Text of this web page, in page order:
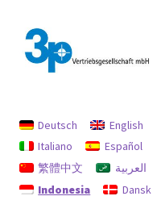
Skip
to
navigation
Skip
to
content
Akun saya
jejak
Deutsch English
Italiano
Español
繁體中文
العربية
Indonesia
Dansk